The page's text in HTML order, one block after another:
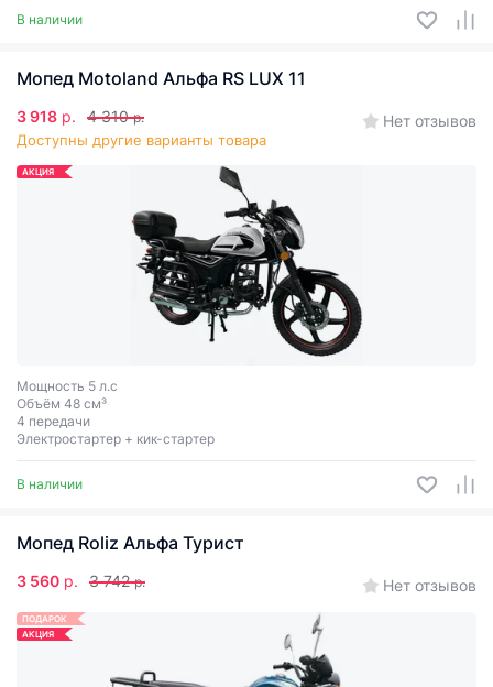
В наличии
Мопед Motoland Альфа RS LUX 11
3 918 р. 4 310 р.
Доступны другие варианты товара
Нет отзывов
АКЦИЯ
Мощность 5 л.с
Объём 48 см³
4 передачи
Электростартер + кик-стартер
В наличии
Мопед Roliz Альфа Турист
3 560 р. 3 742 р. Нет отзывов
ПОДАРОК
АКЦИЯ